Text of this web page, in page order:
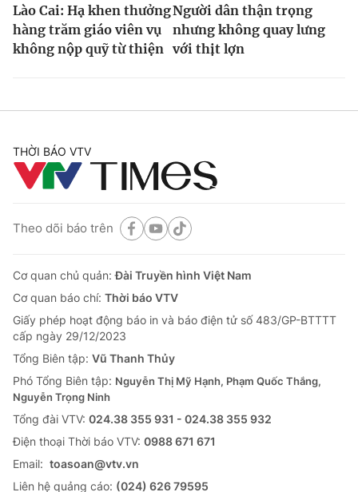
Lào Cai: Hạ khen thưởng
hàng trăm giáo viên vụ
không nộp quỹ từ thiện
Người dân thận trọng
nhưng không quay lưng
với thịt lợn
THỜI BÁO VTV
Theo dõi báo trên
Cơ quan chủ quản:Đài Truyền hình Việt Nam
Cơ quan báo chí: Thời báo VTV
Giấy phép hoạt động báo in và báo điện tử số 483/GP-BTTTT
cấp ngày 29/12/2023
Tổng Biên tập: Vũ Thanh Thủy
Phó Tổng Biên tập: Nguyễn Thị Mỹ Hạnh, Phạm Quốc Thắng,
Nguyễn Trọng Ninh
Tổng đài VTV: 024.38 355 931 - 024.38 355 932
Ðiện thoại Thời báo VTV: 0988 671 671
Email: toasoan@vtv.vn
Liên hệ quảng cáo: (024) 626 79595